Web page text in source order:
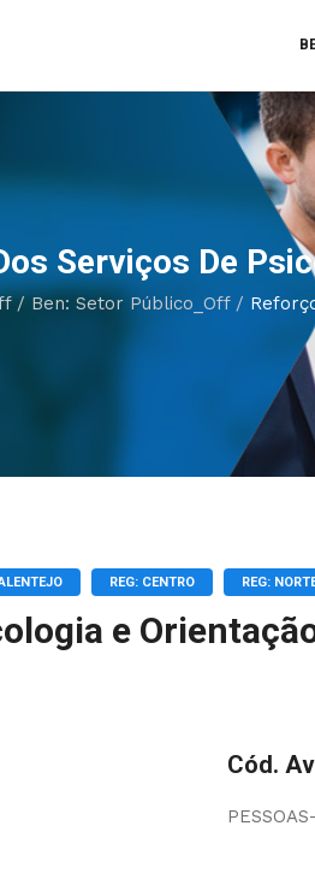
Serviços De
/ Ben: Setor Público_Off/
REG: CENTRO REG:
e
Cód.